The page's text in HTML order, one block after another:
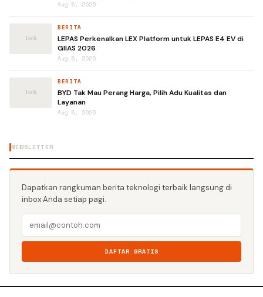
Aug 5, 2026
BERITA
LEPAS Perkenalkan LEX Platform untuk LEPAS E4 EV di
GIIAS 2026
Aug 5, 2026
BERITA
BYD Tak Mau Perang Harga, Pilih Adu Kualitas dan
Layanan
Aug 5, 2026
NEWSLETTER
Dapatkan rangkuman berita teknologi terbaik langsung di
inbox Anda setiap pagi.
DAFTAR GRATIS